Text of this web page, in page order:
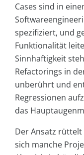
Cases sind in
spezifiziert, und
Funktionalität
Sinnhaftigkeit
Refactorings in
unberührt und
Regressionen
das
Der Ansatz
sich manche